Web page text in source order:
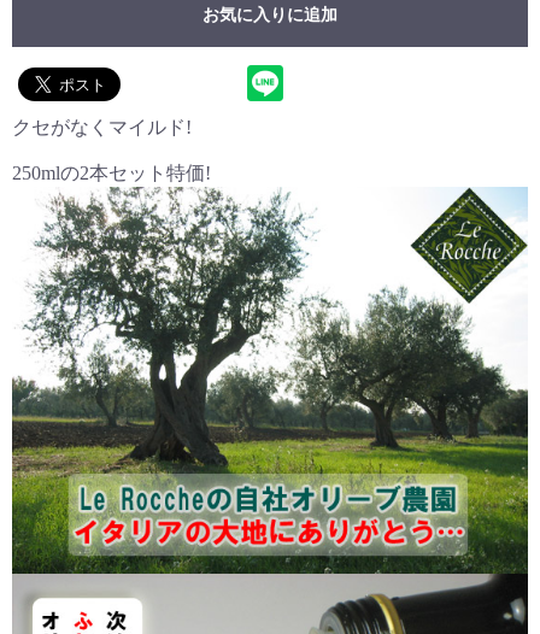
お気に入りに追加
クセがなくマイルド!
250mlの2本セット特価!